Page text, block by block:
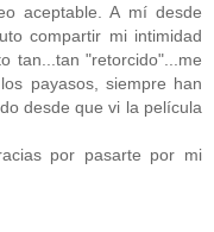
aceptable. A mí desde
compartir mi intimidad
tan...tan "retorcido"...me
payasos, siempre han
desde que vi la película
por pasarte por mi